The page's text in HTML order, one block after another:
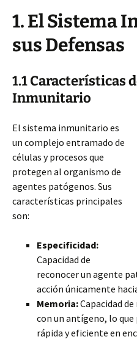
1. El Sistema
sus Defensas
1.1 Características
Inmunitario
El sistema inmunitario es
un complejo entramado de
células y procesos que
protegen al organismo de
agentes patógenos. Sus
características principales
son:
Especificidad:
Capacidad de
reconocer un agente
acción únicamente
Memoria:Capacidad
con un antígeno, lo
rápida y eficiente en